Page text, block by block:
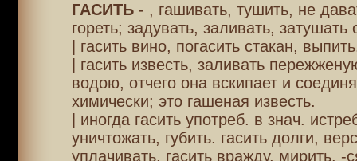
ГАСИТЬ- , гашивать, тушить, не
гореть; задувать, заливать, затушать
| гасить вино, погасить стакан,
| гасить известь, заливать
водою, отчего она вскипает и
химически; это гашеная известь.
| иногда гасить употреб. в знач.
уничтожать, губить. гасить долги,
уплачивать. гасить вражду, мирить. -